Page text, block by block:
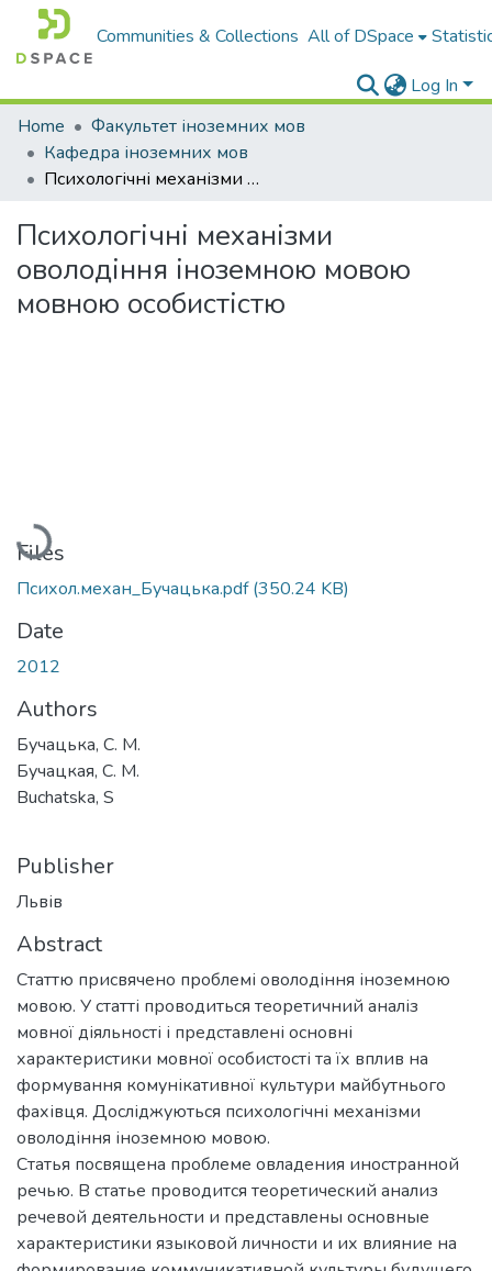
Communities & Collections All of DSpace
Log In
Home
Факультет іноземних мов
Кафедра іноземних мов
Психологічні механізми оволодіння іноземною мовою мовною особистістю
Психологічні механізми
оволодіння іноземною мовою
мовною особистістю
Loading...
Files
Психол.механ_Бучацька.pdf(350.24 KB)
Date
2012
Authors
Бучацька, С. М.
Бучацкая, С. М.
Buchatska, S
Publisher
Львів
Abstract
Статтю присвячено проблемі оволодіння іноземною
мовою. У статті проводиться теоретичний аналіз
мовної діяльності і представлені основні
характеристики мовної особистості та їх вплив на
формування комунікативної культури майбутнього
фахівця. Досліджуються психологічні механізми
оволодіння іноземною мовою.
Статья посвящена проблеме овладения иностранной
речью. В статье проводится теоретический анализ
речевой деятельности и представлены основные
характеристики языковой личности и их влияние на